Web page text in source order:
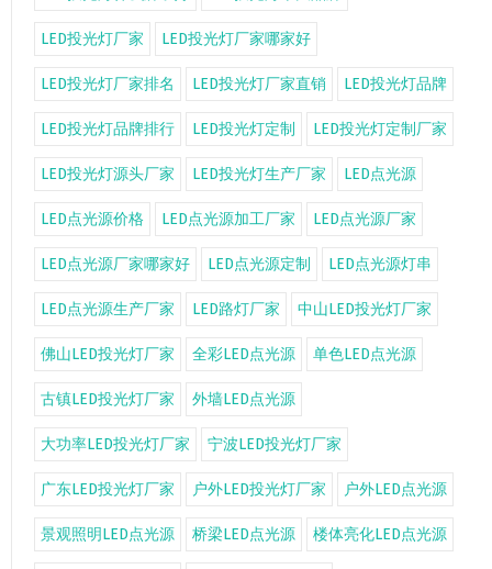
LED投光灯厂家 LED投光灯厂家哪家好
LED投光灯厂家排名 LED投光灯厂家直销 LED投光灯品牌
LED投光灯品牌排行 LED投光灯定制 LED投光灯定制厂家
LED投光灯源头厂家 LED投光灯生产厂家 LED点光源
LED点光源价格 LED点光源加工厂家 LED点光源厂家
LED点光源厂家哪家好 LED点光源定制 LED点光源灯串
LED点光源生产厂家 LED路灯厂家 中山LED投光灯厂家
佛山LED投光灯厂家 全彩LED点光源 单色LED点光源
古镇LED投光灯厂家 外墙LED点光源
大功率LED投光灯厂家 宁波LED投光灯厂家
广东LED投光灯厂家 户外LED投光灯厂家 户外LED点光源
景观照明LED点光源 桥梁LED点光源 楼体亮化LED点光源